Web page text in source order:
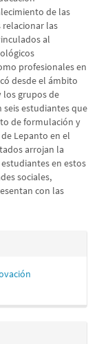
de las
relacionar las
al
profesionales en
desde el ámbito
los grupos de
seis estudiantes que
de formulación y
Lepanto en el
arrojan la
en estos
sociales,
con las